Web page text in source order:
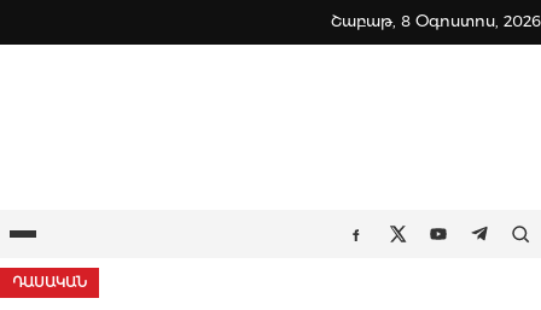
to
Շաբաթ, 8 Օգոստոս, 2026
Ընտրացանկ Facebook
TwitterYoutube
ԴԱՍԱԿԱՆ